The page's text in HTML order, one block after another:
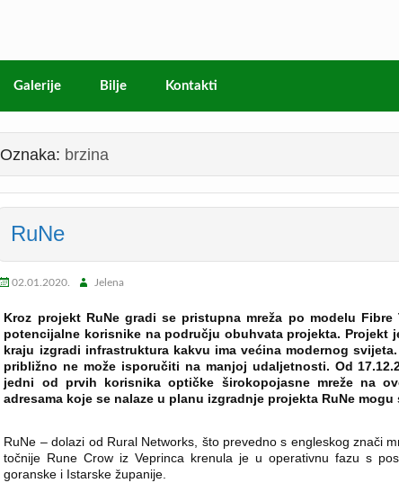
Galerije Bilje Kontakti
Oznaka: brzina
RuNe
02.01.2020. Jelena
Kroz projekt RuNe gradi se pristupna mreža po modelu
potencijalne korisnike na području obuhvata projekta. Projekt
kraju izgradi infrastruktura kakvu ima većina modernog
približno ne može isporučiti na manjoj udaljetnosti. Od
jedni od prvih korisnika optičke širokopojasne mreže na
adresama koje se nalaze u planu izgradnje projekta RuNe
RuNe – dolazi od Rural Networks, što prevedno s engleskog znači
točnije Rune Crow iz Veprinca krenula je u operativnu fazu s
goranske i Istarske županije.